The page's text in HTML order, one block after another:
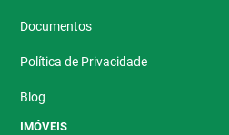
Documentos
Política de Privacidade
Blog
IMÓVEIS